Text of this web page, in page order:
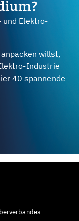
und Elektro-
willst,
Industrie
40 spannende